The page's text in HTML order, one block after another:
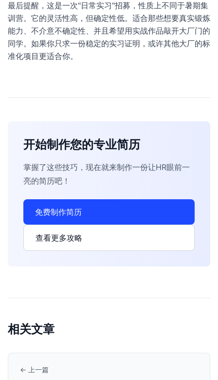
最后提醒，这是一次"日常实习"招募，性质上不同于暑期集
训营。它的灵活性高，但确定性低。适合那些想要真实锻炼
能力、不介意不确定性、并且希望用实战作品敲开大厂门的
同学。如果你只求一份稳定的实习证明，或许其他大厂的标
准化项目更适合你。
开始制作您的专业简历
掌握了这些技巧，现在就来制作一份让HR眼前一
亮的简历吧！
免费制作简历
查看更多攻略
相关文章
← 上一篇